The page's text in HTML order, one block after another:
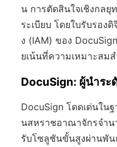
น การตัดสินใจเชิงกล
ระเบียบ โดยใบรับรอง
ง (IAM) ของ
ยเน้นที่ความเหมาะสม
DocuSign: ผู้นำร
DocuSign โดดเด่นใน
นสหราชอาณาจักรจำน
รับโซลูชันขั้นสูงผ่านพัน